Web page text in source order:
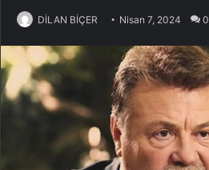
DİLAN BİÇER Nisan 7, 2024 0